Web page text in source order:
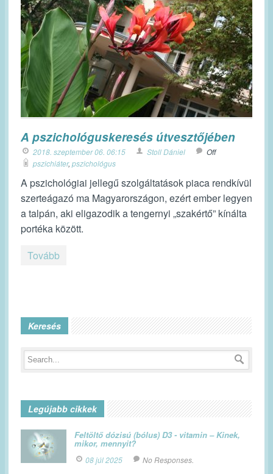
A pszichológuskeresés útvesztőjében
2018. szeptember 06. 06:15 Stoll Dániel
Off
pszichiáter, pszichológus
A pszichológiai jellegű szolgáltatások piaca rendkívül
szerteágazó ma Magyarországon, ezért ember legyen
a talpán, aki eligazodik a tengernyi „szakértő” kínálta
portéka között.
Tovább
Keresés
Legújabb cikkek
Feltöltő dózisú (bólus) D3 - vitamin – Kinek,
mikor, mennyit?
08 júl 2025 No Responses.